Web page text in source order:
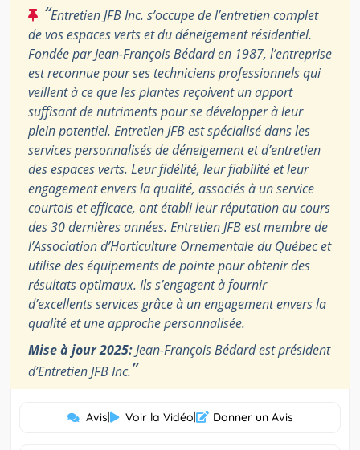
“Entretien JFB Inc. s’occupe de l’entretien complet
de vos espaces verts et du déneigement résidentiel.
Fondée par Jean-François Bédard en 1987, l’entreprise
est reconnue pour ses techniciens professionnels qui
veillent à ce que les plantes reçoivent un apport
suffisant de nutriments pour se développer à leur
plein potentiel. Entretien JFB est spécialisé dans les
services personnalisés de déneigement et d’entretien
des espaces verts. Leur fidélité, leur fiabilité et leur
engagement envers la qualité, associés à un service
courtois et efficace, ont établi leur réputation au cours
des 30 dernières années. Entretien JFB est membre de
l’Association d’Horticulture Ornementale du Québec et
utilise des équipements de pointe pour obtenir des
résultats optimaux. Ils s’engagent à fournir
d’excellents services grâce à un engagement envers la
qualité et une approche personnalisée.
Mise à jour 2025:Jean-François Bédard est président
d’Entretien JFB Inc.”
Avis| Voir la Vidéo| Donner un Avis